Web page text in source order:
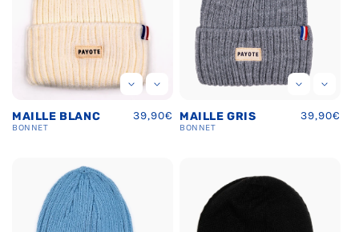
BONNET
MAILLE BLANC
Prix
habituel
39,90€
BONNET
MAILLE GRIS
Prix
39,90€